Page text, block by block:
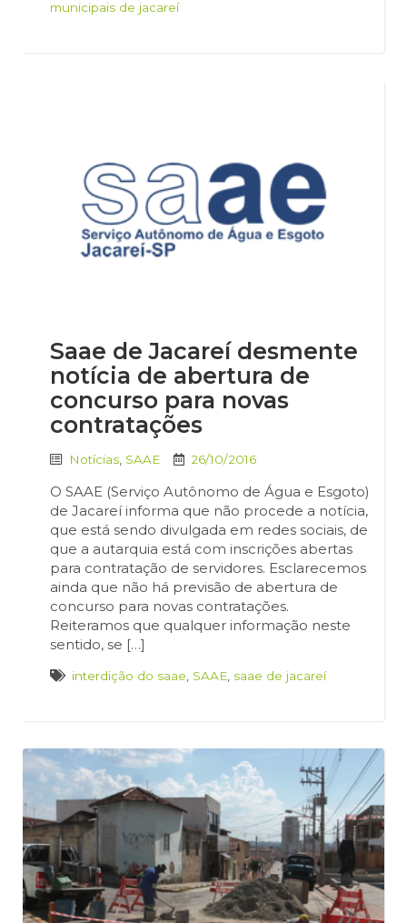
municipais de jacareí
Saae de Jacareí desmente
notícia de abertura de
concurso para novas
contratações
Notícias SAAE 26/10/2016
O SAAE (Serviço Autônomo de Água e Esgoto)
de Jacareí informa que não procede a notícia,
que está sendo divulgada em redes sociais, de
que a autarquia está com inscrições abertas
para contratação de servidores. Esclarecemos
ainda que não há previsão de abertura de
concurso para novas contratações.
Reiteramos que qualquer informação neste
sentido, se […]
interdição do saae SAAE saae de jacareí